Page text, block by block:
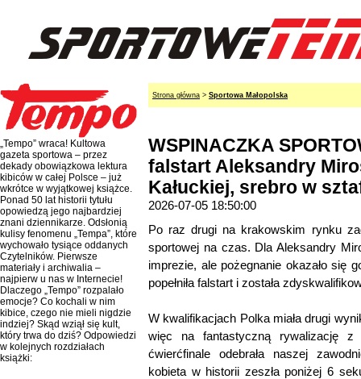
„Tempo” wraca! Kultowa
gazeta sportowa – przez
dekady obowiązkowa lektura
kibiców w całej Polsce – już
wkrótce w wyjątkowej książce.
Ponad 50 lat historii tytułu
opowiedzą jego najbardziej
znani dziennikarze. Odsłonią
kulisy fenomenu „Tempa”, które
wychowało tysiące oddanych
Czytelników. Pierwsze
materiały i archiwalia –
najpierw u nas w Internecie!
Dlaczego „Tempo” rozpalało
emocje? Co kochali w nim
kibice, czego nie mieli nigdzie
indziej? Skąd wziął się kult,
który trwa do dziś? Odpowiedzi
w kolejnych rozdziałach
książki:
Strona główna > Sportowa Małopolska
WSPINACZKA
falstart Aleksandry
Kałuckiej, srebro w
2026-07-05 18:50:00
Po raz drugi na krakowskim rynku
sportowej na czas. Dla Aleksandry
imprezie, ale pożegnanie okazało się
popełniła falstart i została
W kwalifikacjach Polka miała drugi
więc na fantastyczną rywalizację
ćwierćfinale odebrała naszej
kobieta w historii zeszła poniżej 6